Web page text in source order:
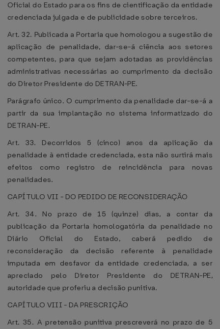
Oficial do Estado para os fins de cientificação da entidade
credenciada julgada e de publicidade sobre terceiros.
Art. 32. Publicada a Portaria que homologou a sugestão de
aplicação de penalidade, dar-se-á ciência aos setores
competentes, para que sejam adotadas as providências
administrativas necessárias ao cumprimento da decisão
do Diretor Presidente do DETRAN-PE.
Parágrafo único. O cumprimento da penalidade dar-se-á a
partir da sua implantação no sistema informatizado do
DETRAN-PE.
Art. 33. Decorridos 5 (cinco) anos da aplicação da
penalidade à entidade credenciada, esta não surtirá mais
efeitos como registro de reincidência para novas
penalidades.
CAPÍTULO VII - DO PEDIDO DE RECONSIDERAÇÃO
Art. 34. No prazo de 15 (quinze) dias, a contar da
publicação da Portaria homologatória da penalidade no
Diário Oficial do Estado, caberá pedido de
reconsideração da decisão referente à penalidade
imputada em desfavor da entidade credenciada, a ser
apreciado pelo Diretor Presidente do DETRAN-PE,
autoridade que proferiu a decisão punitiva.
CAPÍTULO VIII - DA PRESCRIÇÃO
Art. 35. A pretensão punitiva prescreverá no prazo de 5